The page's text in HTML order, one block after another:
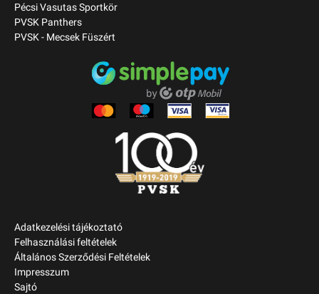
Pécsi Vasutas Sportkör
PVSK Panthers
PVSK - Mecsek Füszért
Adatkezelési tájékoztató
Felhasználási feltételek
Általános Szerződési Feltételek
Impresszum
Sajtó